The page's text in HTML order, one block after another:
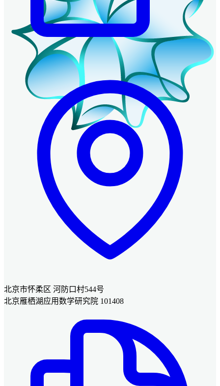
北京市怀柔区 河防口村544号
北京雁栖湖应用数学研究院 101408